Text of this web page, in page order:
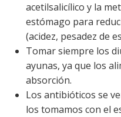
acetilsalicílico y la
estómago para
(acidez, pesadez de
Tomar siempre los
ayunas, ya que los
absorción.
Los antibióticos se
los tomamos con el